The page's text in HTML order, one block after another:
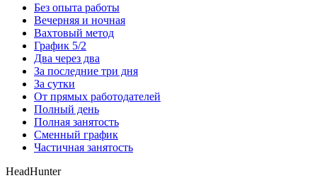
Без опыта работы
Вечерняя и ночная
Вахтовый метод
График 5/2
Два через два
За последние три дня
За сутки
От прямых работодателей
Полный день
Полная занятость
Сменный график
Частичная занятость
HeadHunter